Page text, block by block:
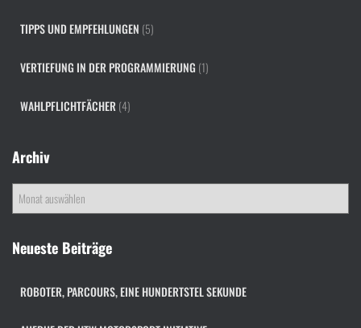
TIPPS UND EMPFEHLUNGEN (5)
VERTIEFUNG IN DER PROGRAMMIERUNG (1)
WAHLPFLICHTFÄCHER (4)
Archiv
h
Neueste Beiträge
ROBOTER, PARCOURS, EINE HUNDERTSTEL SEKUNDE